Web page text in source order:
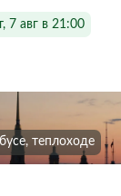
7 авг в 21:00
теплоходе